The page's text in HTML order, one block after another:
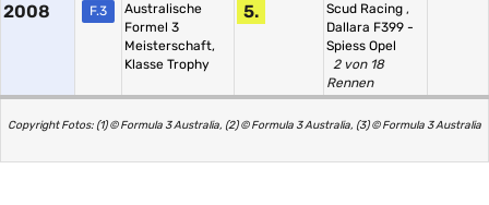
2008 F.3
Australische
Formel 3
Meisterschaft,
Klasse Trophy
5. Scud Racing ,
Dallara F399 -
Spiess Opel
2 von 18
Rennen
Copyright Fotos: (1) © Formula 3 Australia, (2) © Formula 3 Australia, (3) © Formula 3 Australia